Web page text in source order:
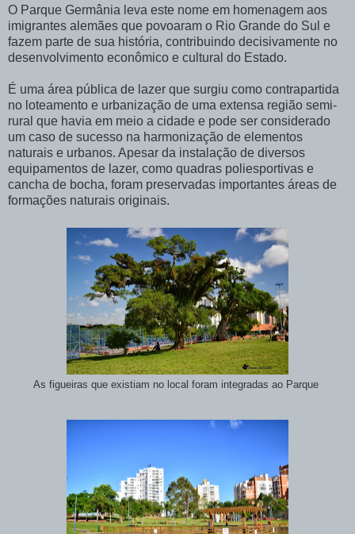
O Parque Germânia leva este nome em homenagem aos
imigrantes alemães que povoaram o Rio Grande do Sul e
fazem parte de sua história, contribuindo decisivamente no
desenvolvimento econômico e cultural do Estado.
É uma área pública de lazer que surgiu como contrapartida
no loteamento e urbanização de uma extensa região semi-
rural que havia em meio a cidade e pode ser considerado
um caso de sucesso na harmonização de elementos
naturais e urbanos. Apesar da instalação de diversos
equipamentos de lazer, como quadras poliesportivas e
cancha de bocha, foram preservadas importantes áreas de
formações naturais originais.
As figueiras que existiam no local foram integradas ao Parque